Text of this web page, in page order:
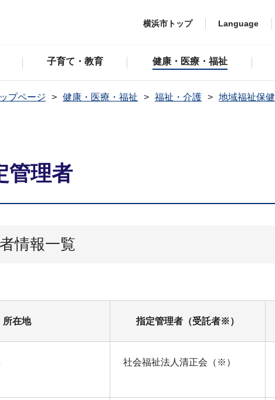
横浜市トップ Language
子育て・教育 健康・医療・福祉
プページ 健康・医療・福祉 福祉・介護 地域福祉保健
管理者
情報一覧
所在地 指定管理者（受託者※）
社会福祉法人清正会（※）